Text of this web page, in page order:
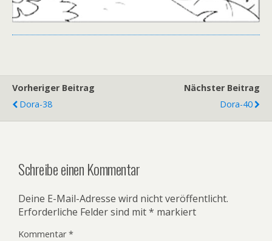
Vorheriger Beitrag
Dora-38
Nächster Beitrag
Dora-40
Schreibe einen Kommentar
Deine E-Mail-Adresse wird nicht veröffentlicht.
Erforderliche Felder sind mit* markiert
Kommentar*